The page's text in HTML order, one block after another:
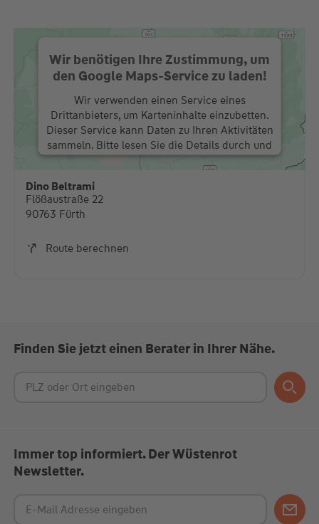
Wir benötigen Ihre Zustimmung, um
den Google Maps-Service zu laden!
Wir verwenden einen Service eines
Drittanbieters, um Karteninhalte einzubetten.
Dieser Service kann Daten zu Ihren Aktivitäten
sammeln. Bitte lesen Sie die Details durch und
stimmen Sie der Nutzung des Service zu, um
diese Karte anzuzeigen.
Dino Beltrami
Flößaustraße 22
90763 Fürth
Route berechnen
Finden Sie jetzt einen Berater in Ihrer Nähe.
Immer top informiert. Der Wüstenrot
Newsletter.